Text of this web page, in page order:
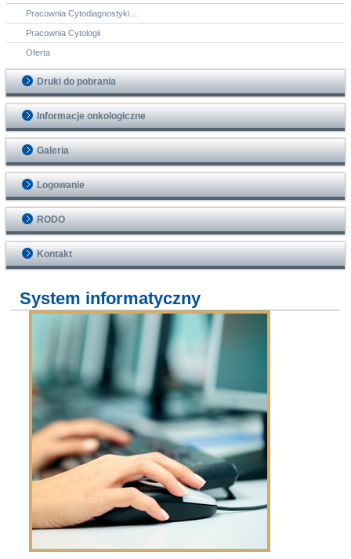
Pracownia Cytodiagnostyki…
Pracownia Cytologii
Oferta
Druki do pobrania
Informacje onkologiczne
Galeria
Logowanie
RODO
Kontakt
System informatyczny